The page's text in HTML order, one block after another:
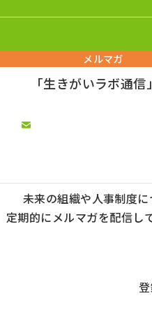
メルマガ
「生きがいラボ通
未来の組織や人事制度に
定期的にメルマガを配信し